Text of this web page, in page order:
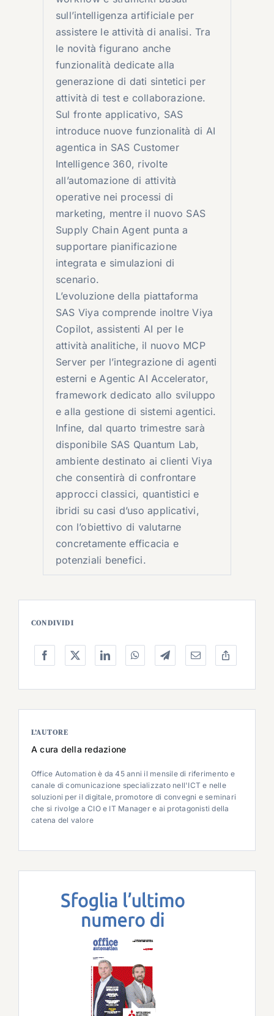
sull’intelligenza artificiale per
assistere le attività di analisi. Tra
le novità figurano anche
funzionalità dedicate alla
generazione di dati sintetici per
attività di test e collaborazione.
Sul fronte applicativo, SAS
introduce nuove funzionalità di AI
agentica in SAS Customer
Intelligence 360, rivolte
all’automazione di attività
operative nei processi di
marketing, mentre il nuovo SAS
Supply Chain Agent punta a
supportare pianificazione
integrata e simulazioni di
scenario.
L’evoluzione della piattaforma
SAS Viya comprende inoltre Viya
Copilot, assistenti AI per le
attività analitiche, il nuovo MCP
Server per l’integrazione di agenti
esterni e Agentic AI Accelerator,
framework dedicato allo sviluppo
e alla gestione di sistemi agentici.
Infine, dal quarto trimestre sarà
disponibile SAS Quantum Lab,
ambiente destinato ai clienti Viya
che consentirà di confrontare
approcci classici, quantistici e
ibridi su casi d’uso applicativi,
con l’obiettivo di valutarne
concretamente efficacia e
potenziali benefici.
CONDIVIDI
L’AUTORE
A cura della redazione
Office Automation è da 45 anni il mensile di riferimento e
canale di comunicazione specializzato nell'ICT e nelle
soluzioni per il digitale, promotore di convegni e seminari
che si rivolge a CIO e IT Manager e ai protagonisti della
catena del valore